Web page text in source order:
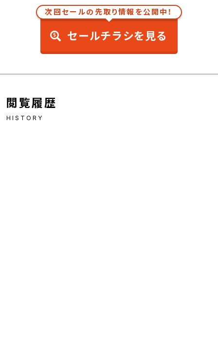
次回セールの先取り情報を公開中！
セールチラシを見る
閲覧履歴
HISTORY